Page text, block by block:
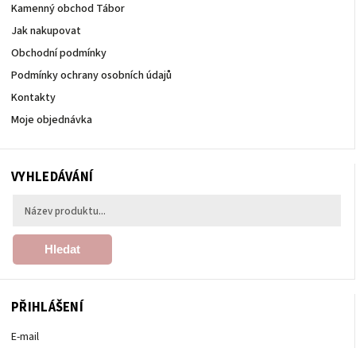
Kamenný obchod Tábor
Jak nakupovat
Obchodní podmínky
Podmínky ochrany osobních údajů
Kontakty
Moje objednávka
VYHLEDÁVÁNÍ
Hledat
PŘIHLÁŠENÍ
E-mail